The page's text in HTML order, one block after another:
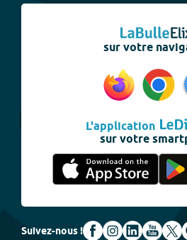
sur votre
L'application
sur votre
Suivez-nous !